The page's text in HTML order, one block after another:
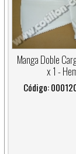
Manga Doble
x 1 -
Código: